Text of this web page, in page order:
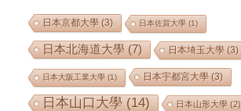
日本京都大學 (3) 日本佐賀大學 (1)
日本北海道大學 (7) 日本埼玉大學 (3)
日本大阪工業大學 (1) 日本宇都宮大學 (3)
日本山口大學(14) 日本山形大學 (2)